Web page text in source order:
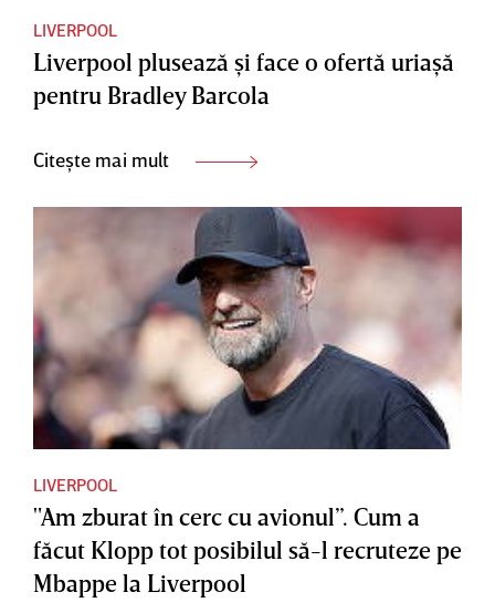
LIVERPOOL
Liverpool plusează şi face o ofertă uriaşă
pentru Bradley Barcola
Citește mai mult
LIVERPOOL
"Am zburat în cerc cu avionul”. Cum a
făcut Klopp tot posibilul să-l recruteze pe
Mbappe la Liverpool